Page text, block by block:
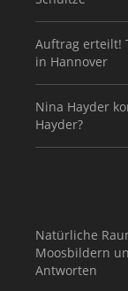
Auftrag erteilt!
in Hannover
Nina Hayder
Hayder?
Natürliche
Moosbildern
Antworten